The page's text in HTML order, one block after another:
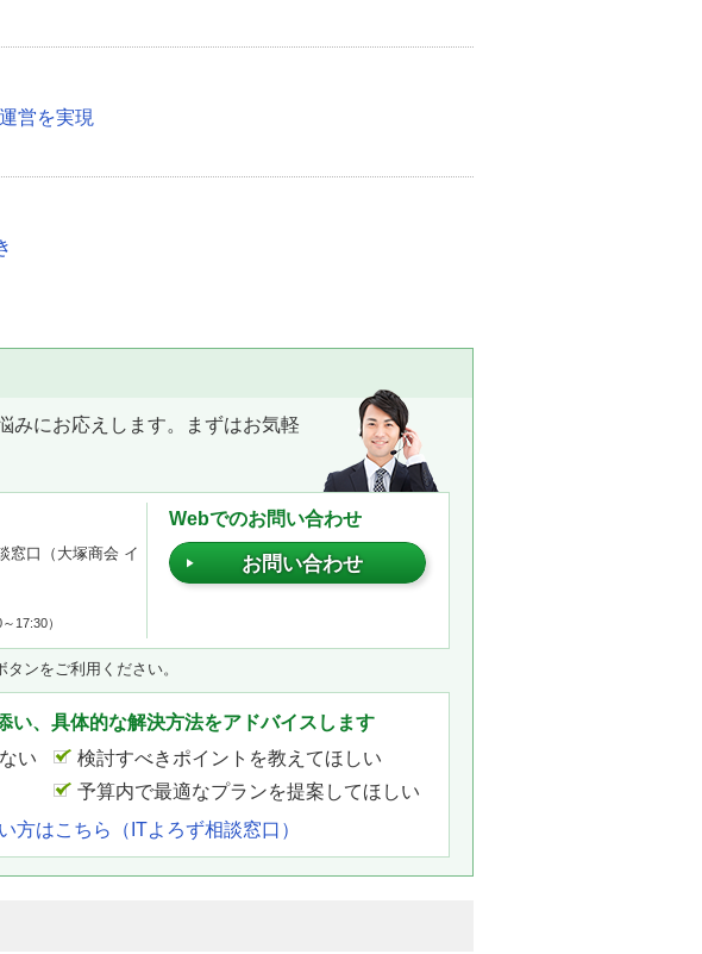
ット、スマートに使うならデジサインタブ！
営を実現
みにお応えします。まずはお気軽
窓口
（大塚商会 イ
17:30）
Webでのお問い合わせ
お問い合わせ
ンをご利用ください。
い、具体的な解決方法をアドバイスします
い
検討すべきポイントを教えてほしい
予算内で最適なプランを提案してほしい
方はこちら（ITよろず相談窓口）